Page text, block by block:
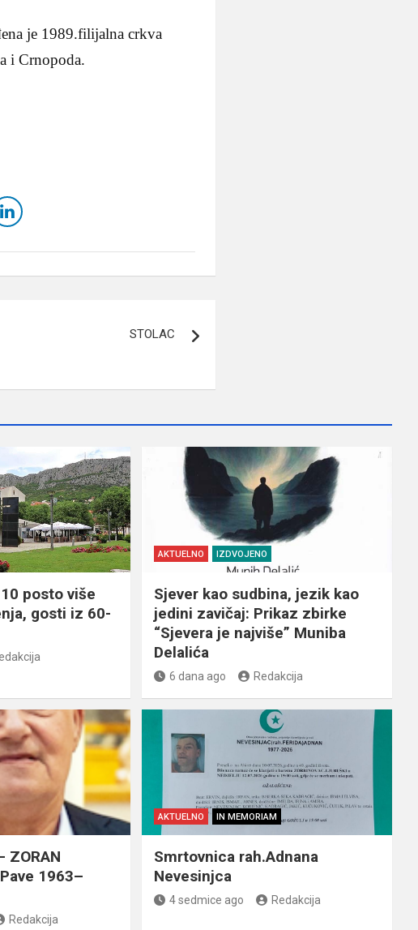
je 1989.filijalna crkva
i Crnopoda.
STOLAC
posto više
gosti iz 60-
AKTUELNO IZDVOJENO
Sjever kao sudbina, jezik kao
jedini zavičaj: Prikaz zbirke
“Sjevera je najviše” Muniba
Delalića
6 dana ago Redakcija
ZORAN
1963–
Redakcija
AKTUELNO IN MEMORIAM
Smrtovnica rah.Adnana
Nevesinjca
4 sedmice ago Redakcija